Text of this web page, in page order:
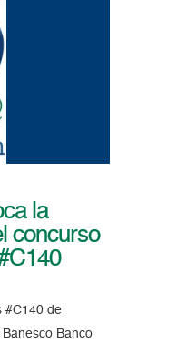
la
concurso
#C140 de
Banco